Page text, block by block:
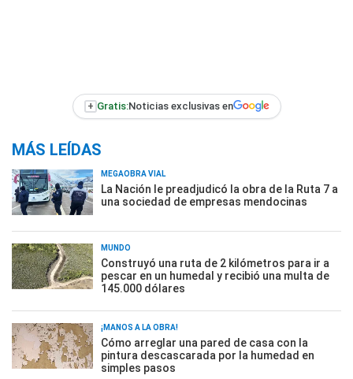
+ Gratis:Noticias exclusivas en
MÁS LEÍDAS
MEGAOBRA VIAL
La Nación le preadjudicó la obra de la Ruta 7 a
una sociedad de empresas mendocinas
MUNDO
Construyó una ruta de 2 kilómetros para ir a
pescar en un humedal y recibió una multa de
145.000 dólares
¡MANOS A LA OBRA!
Cómo arreglar una pared de casa con la
pintura descascarada por la humedad en
simples pasos